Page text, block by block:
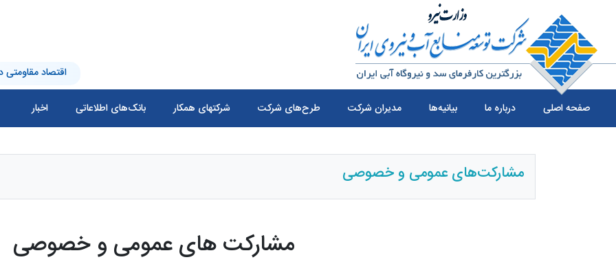
اقتصاد
صفحه اصلی درباره ما بیانیه‌ها مدیران شرکت طرح‌های شرکت شرکتهای همکار بانک‌های اطلاعاتی اخبار
مشارکت‌های عمومی و خصوصی
مشارکت های عمومی و خصوصی